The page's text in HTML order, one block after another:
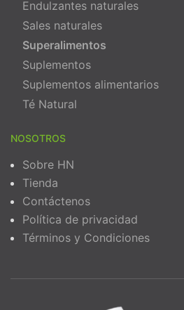
Endulzantes naturales
Sales naturales
Superalimentos
Suplementos
Suplementos alimentarios
Té Natural
NOSOTROS
Sobre HN
Tienda
Contáctenos
Política de privacidad
Términos y Condiciones